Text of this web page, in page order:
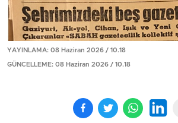
YAYINLAMA: 08 Haziran 2026 / 10.18
GÜNCELLEME: 08 Haziran 2026 / 10.18